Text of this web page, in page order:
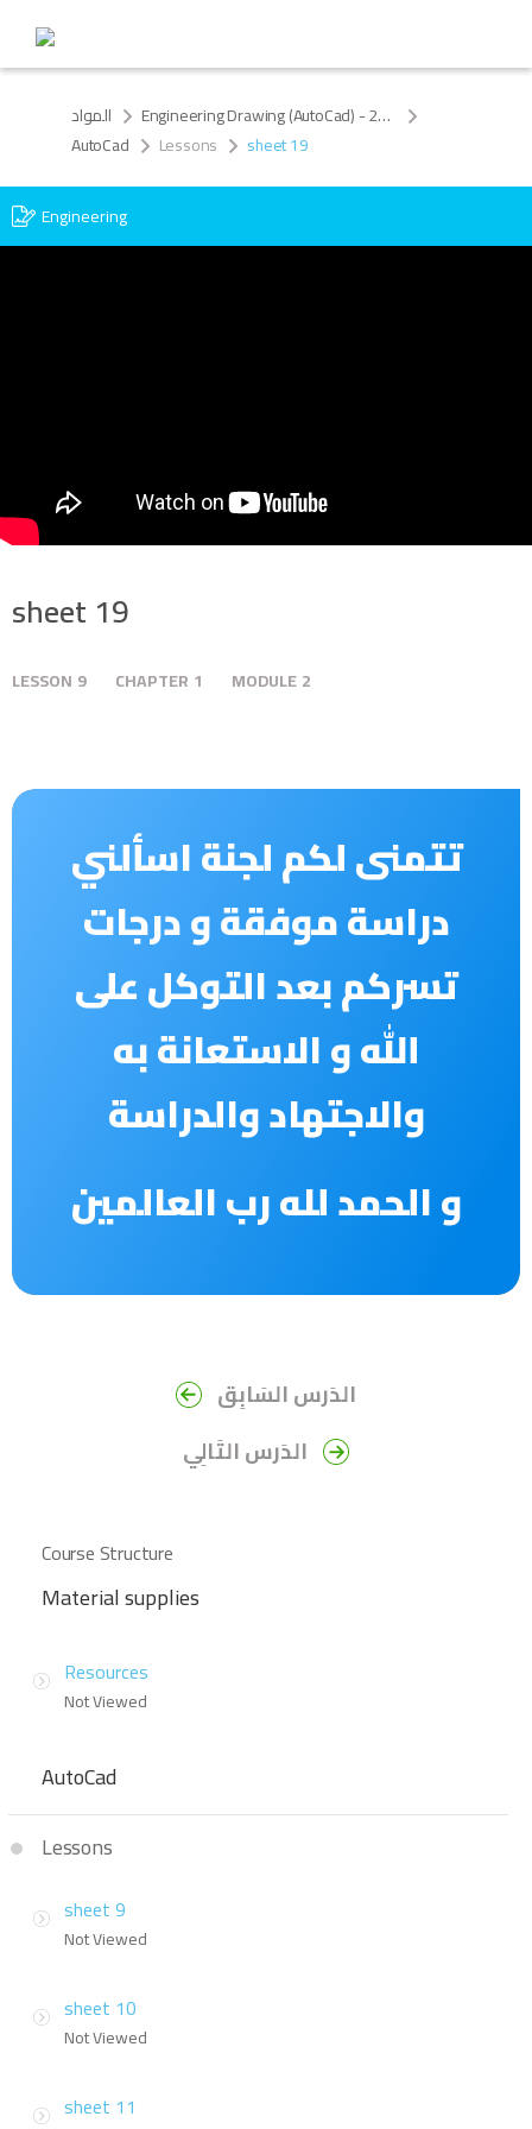
المواد
Engineering Drawing (AutoCad) - 2025
AutoCad
Lessons sheet 19
Engineering
sheet 19
LESSON 9 CHAPTER 1 MODULE2
تتمنى لكم لجنة اسألني
دراسة موفقة و درجات
تسركم بعد التوكل على
الله و الاستعانةبه
والاجتهاد والدراسة
والحمد لله رب العالمين
الدَرس السَابِق
الدَرس التَالِي
Course Structure
Material supplies
Resources
Not Viewed
AutoCad
Lessons
sheet 9
Not Viewed
sheet 10
Not Viewed
sheet 11